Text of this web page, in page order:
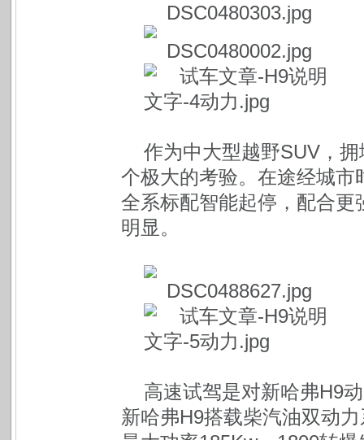
作为中大型越野SUV，
个极大的考验。在途经城
全系标配智能起停，配合
明显。
高速试驾是对新哈弗H9
新哈弗H9搭载柴汽油双动